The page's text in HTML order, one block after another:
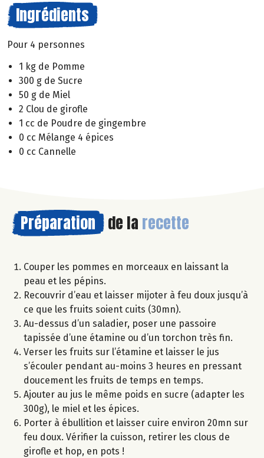
Ingrédients
Pour 4 personnes
1 kg de Pomme
300 g de Sucre
50 g de Miel
2 Clou de girofle
1 cc de Poudre de gingembre
0 cc Mélange 4 épices
0 cc Cannelle
Préparation de la recette
Couper les pommes en morceaux en laissant la
peau et les pépins.
Recouvrir d’eau et laisser mijoter à feu doux jusqu’à
ce que les fruits soient cuits (30mn).
Au-dessus d’un saladier, poser une passoire
tapissée d’une étamine ou d’un torchon très fin.
Verser les fruits sur l’étamine et laisser le jus
s’écouler pendant au-moins 3 heures en pressant
doucement les fruits de temps en temps.
Ajouter au jus le même poids en sucre (adapter les
300g), le miel et les épices.
Porter à ébullition et laisser cuire environ 20mn sur
feu doux. Vérifier la cuisson, retirer les clous de
girofle et hop, en pots !